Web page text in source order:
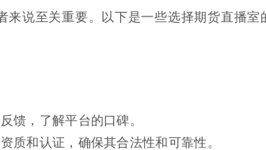
来说至关重要。以下是一些选择期货直播室
馈，了解平台的口碑。
质和认证，确保其合法性和可靠性。